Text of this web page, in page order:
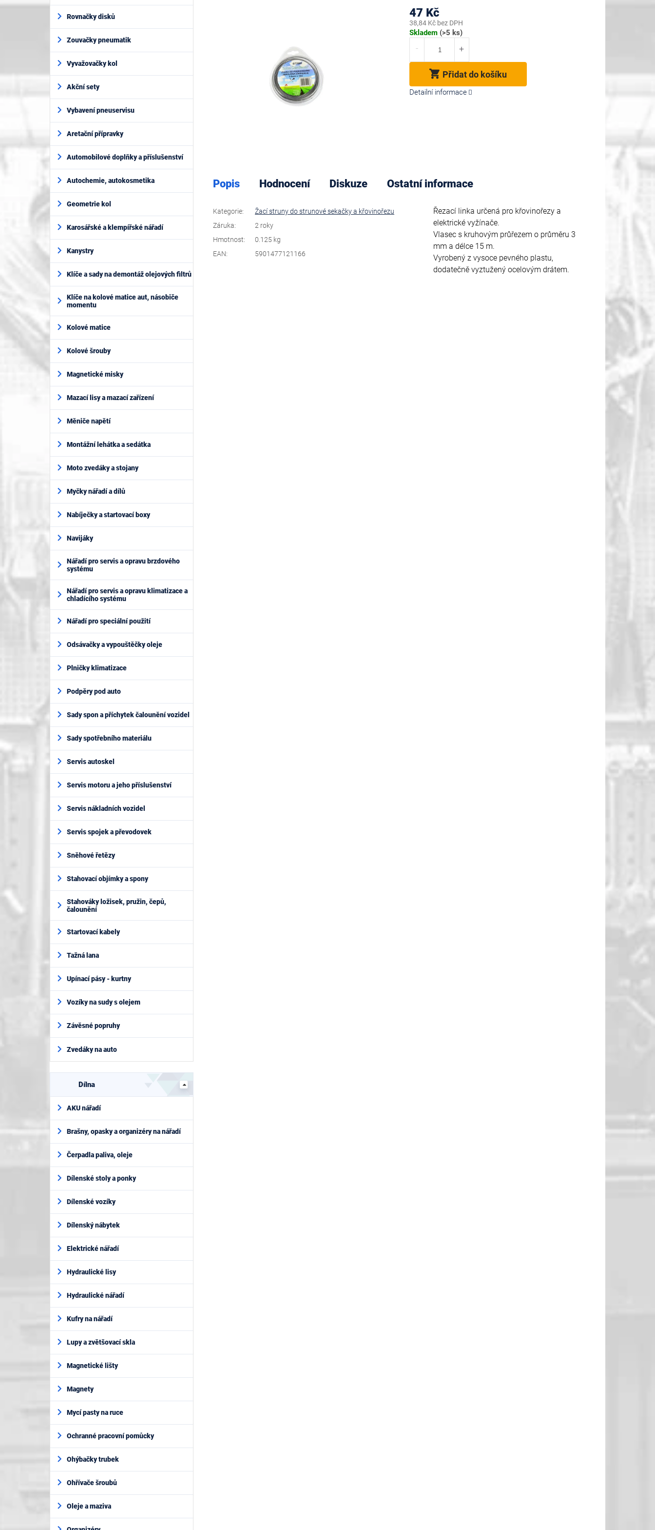
e
Rovnačky disků
Zouvačky pneumatik
Vyvažovačky kol
Akční sety
Vybavení pneuservisu
Aretační přípravky
Automobilové doplňky a příslušenství
Autochemie, autokosmetika
Geometrie kol
Karosářské a klempířské nářadí
Kanystry
Klíče a sady na demontáž olejových filtrů
Klíče na kolové matice aut, násobiče
momentu
Kolové matice
Kolové šrouby
Magnetické misky
Mazací lisy a mazací zařízení
Měniče napětí
Montážní lehátka a sedátka
Moto zvedáky a stojany
Myčky nářadí a dílů
Nabíječky a startovací boxy
Navijáky
Nářadí pro servis a opravu brzdového
systému
Nářadí pro servis a opravu klimatizace a
chladícího systému
Nářadí pro speciální použití
Odsávačky a vypouštěčky oleje
Plničky klimatizace
Podpěry pod auto
Sady spon a příchytek čalounění vozidel
Sady spotřebního materiálu
Servis autoskel
Servis motoru a jeho příslušenství
Servis nákladních vozidel
Servis spojek a převodovek
Sněhové řetězy
Stahovací objímky a spony
Stahováky ložisek, pružin, čepů,
čalounění
Startovací kabely
Tažná lana
Upínací pásy - kurtny
Vozíky na sudy s olejem
Závěsné popruhy
Zvedáky na auto
Dílna
AKU nářadí
Brašny, opasky a organizéry na nářadí
Čerpadla paliva, oleje
Dílenské stoly a ponky
Dílenské vozíky
Dílenský nábytek
Elektrické nářadí
Hydraulické lisy
Hydraulické nářadí
Kufry na nářadí
Lupy a zvětšovací skla
Magnetické lišty
Magnety
Mycí pasty na ruce
Ochranné pracovní pomůcky
Ohýbačky trubek
Ohřívače šroubů
Oleje a maziva
47 Kč
38,84 Kč bez DPH
Měrná
Skladem (>5 ks)
Přidat do košíku
Detailní informace
Popis Hodnocení Diskuze Ostatní informace
Řezací linka určená pro křovinořezy a
elektrické vyžínače.
Vlasec s kruhovým průřezem o průměru 3
mm a délce 15 m.
Vyrobený z vysoce pevného plastu,
dodatečně vyztužený ocelovým drátem.
Kategorie:
Žací struny do strunové sekačky a křovinořezu
Záruka:
2 roky
Hmotnost:
0.125 kg
EAN: 5901477121166